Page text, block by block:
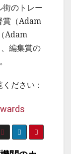
街のトレー
賞（Adam
Adam
編集賞の
ださい：